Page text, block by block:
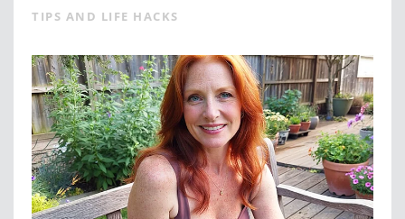
TIPS AND LIFE HACKS